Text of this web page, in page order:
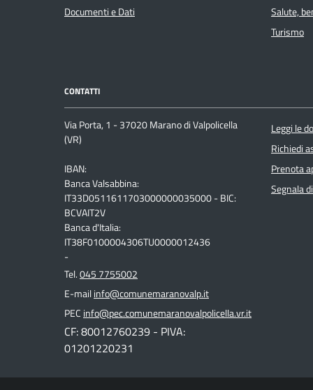
Documenti e Dati
Salute,
Turismo
CONTATTI
Via Porta, 1 - 37020 Marano di Valpolicella
(VR)
IBAN:
Banca Valsabbina:
IT33D0511611703000000035000 - BIC:
BCVAIT2V
Banca d'Italia:
IT38F0100004306TU0000012436
-
Tel.045 7755002
E-mailinfo@comunemaranovalp.it
PEC info@pec.comunemaranovalpolicella.vr.it
CF: 80012760239 - PIVA:
01201220231
Leggi le
Richiedi
Prenota
Segnala